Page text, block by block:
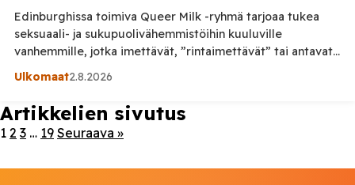
Edinburghissa toimiva Queer Milk -ryhmä tarjoaa tukea
seksuaali- ja sukupuolivähemmistöihin kuuluville
vanhemmille, jotka imettävät, ”rintaimettävät” tai antavat
vauvalleen ihmismaitoa. Ryhmän taustalla oleva järjestö on
hallituksen mukaan rahoitusta ei kuitenkaan ole myönnetty
suoraan imetyspalveluun. Skotlannissa on syntynyt kiivas
keskustelu LGBT Health and Wellbeing -
tukiryhmästä. Järjestön omien […]
Ulkomaat2.8.2026
Artikkelien sivutus
1 2 3 … 19 Seuraava »